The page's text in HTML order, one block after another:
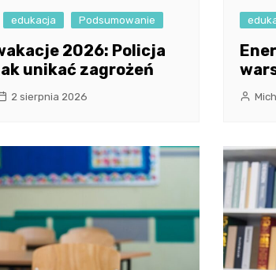
edukacja Podsumowanie
2026: Policja
unikać zagrożeń
2 sierpnia 2026